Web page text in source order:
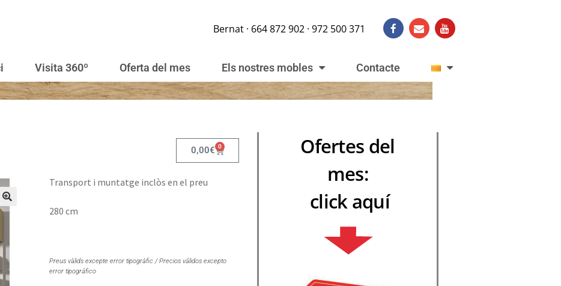
Bernat · 664 872 902 · 972 500 371
Visita 360º Oferta del mes Els nostres mobles Contacte
0,00€ 0
Transport i muntatge inclòs en el preu
280 cm
Preus vàlids excepte error tipogràfic / Precios válidos excepto
error tipográfico
Ofertes del
mes:
click aquí